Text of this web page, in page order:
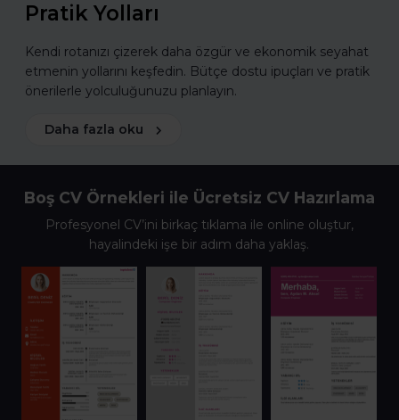
Pratik Yolları
Kendi rotanızı çizerek daha özgür ve ekonomik seyahat
etmenin yollarını keşfedin. Bütçe dostu ipuçları ve pratik
önerilerle yolculuğunuzu planlayın.
Daha fazla oku
Boş CV Örnekleri ile Ücretsiz CV Hazırlama
Profesyonel CV’ini birkaç tıklama ile online oluştur,
hayalindeki işe bir adım daha yaklaş.